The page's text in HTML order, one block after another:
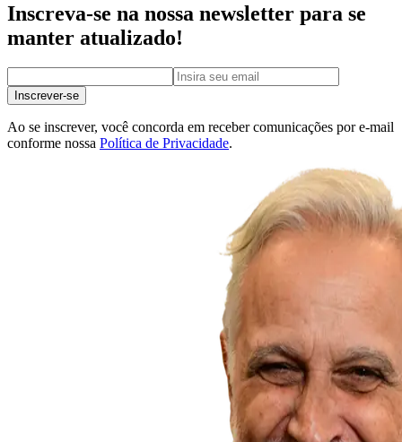
Inscreva-se na nossa newsletter para se
manter atualizado!
Inscrever-se
Ao se inscrever, você concorda em receber comunicações por e-mail
conforme nossa Política de Privacidade.